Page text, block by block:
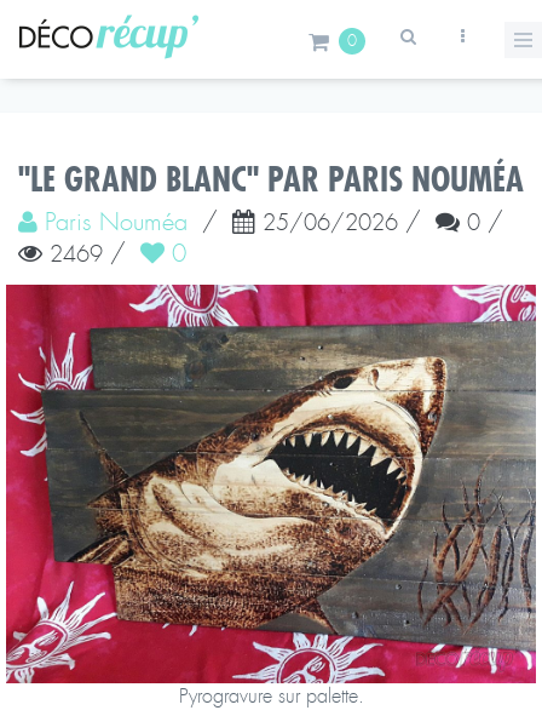
0
"LE GRAND BLANC" PAR PARIS NOUMÉA
Paris Nouméa / 25/06/2026 / 0 /
2469 / 0
Pyrogravure sur palette.